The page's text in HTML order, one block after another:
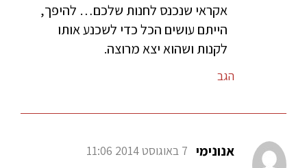
אקראי שנכנס לחנות שלכם… להיפך,
הייתם עושים הכל כדי לשכנע אותו
לקנות ושהוא יצא מרוצה.
הגב
אנונימי 7 באוגוסט 2014 11:06